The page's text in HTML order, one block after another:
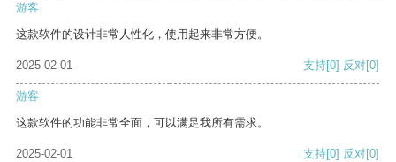
游客
这款软件的设计非常人性化，使用起来非常方便。
2025-02-01 支持[0] 反对[0]
游客
这款软件的功能非常全面，可以满足我所有需求。
2025-02-01 支持[0] 反对[0]